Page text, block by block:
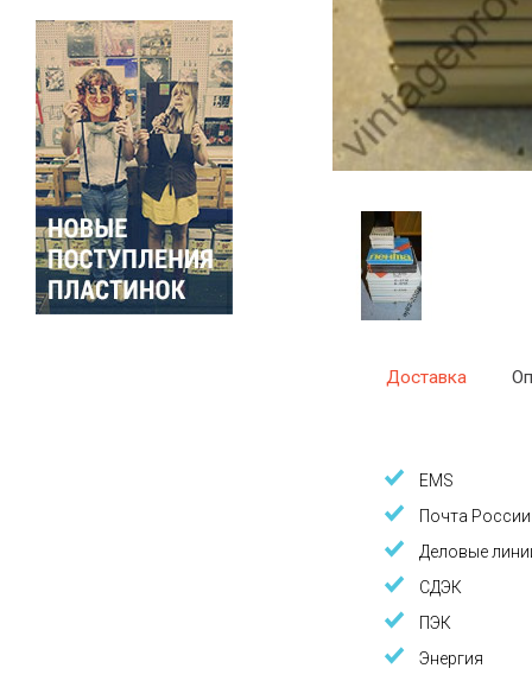
Доставка
EMS
Почта России
Деловые
СДЭК
ПЭК
Энергия